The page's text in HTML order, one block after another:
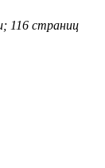
116 страниц